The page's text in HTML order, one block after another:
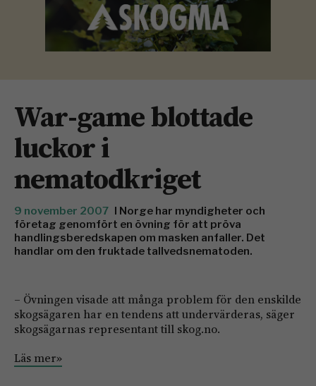
War-game blottade
luckor i
nematodkriget
9 november 2007 I Norge har myndigheter och
företag genomfört en övning för att pröva
handlingsberedskapen om masken anfaller. Det
handlar om den fruktade tallvedsnematoden.
– Övningen visade att många problem för den enskilde
skogsägaren har en tendens att undervärderas, säger
skogsägarnas representant till skog.no.
Läs mer»